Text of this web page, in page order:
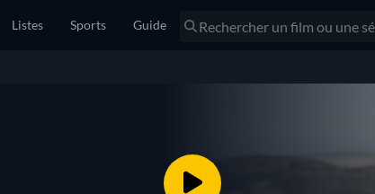
Listes Sports Guide